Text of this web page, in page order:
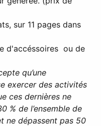
sur 11 pages dans
d'accéssoires ou de
qu’une
exercer des activités
ces dernières ne
% de l’ensemble de
ne dépassent pas 50